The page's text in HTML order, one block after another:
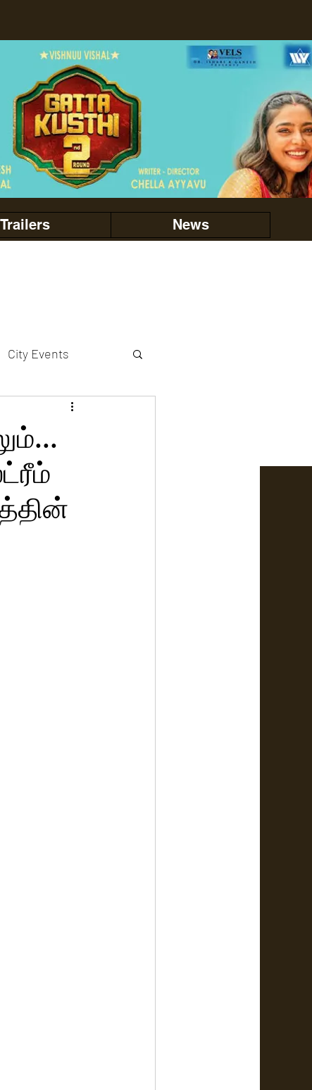
Trailers News
City Events
actors gallery